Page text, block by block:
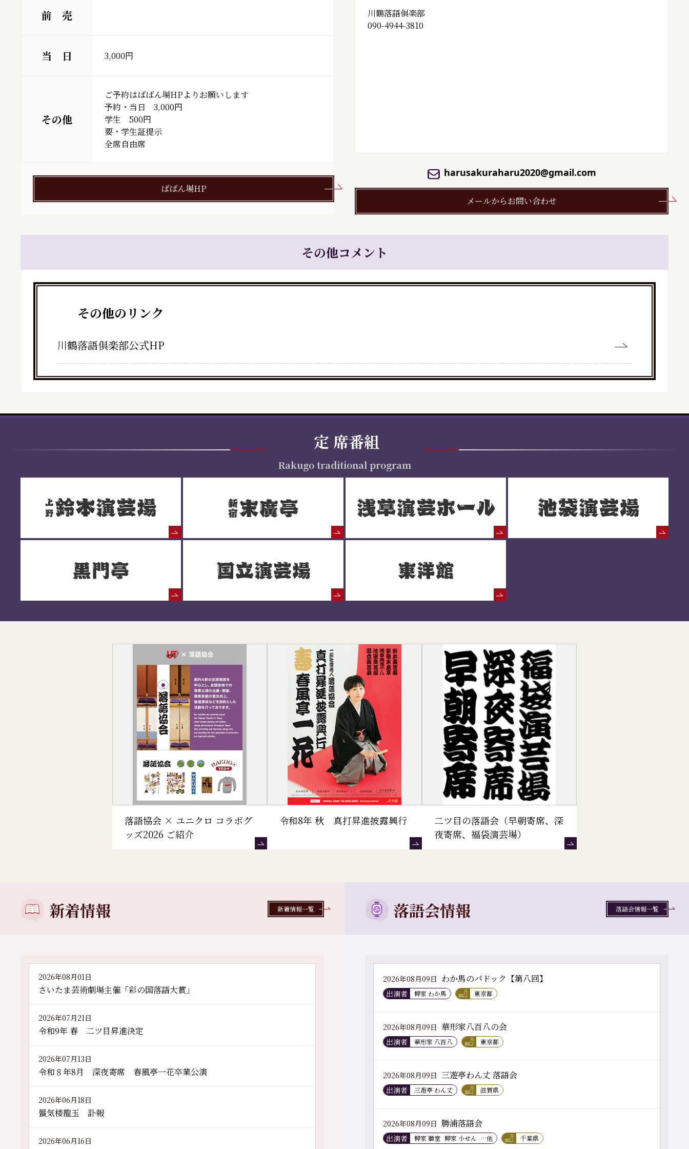
前 売
当 日 3,000円
その他
ご予約はばばん場HPよりお願いします
予約・当日　3,000円
学生　500円
要・学生証提示
ばばん場HP
川鶴落語俱楽部
090-4944-3810
harusakuraharu2020@gmail.com
メールからお問い合わせ
その他コメント
その他のリンク
川鶴落語俱楽部公式HP
定 席番組
Rakugo traditional program
落語協会 × ユニクロ コラボグ
ッズ2026 ご紹介
令和8年 秋 真打昇進披露興行
二ツ目の落語会（早朝寄席、深
夜寄席、福袋演芸場）
新着情報
2026年08月01日
さいたま芸術劇場主催「彩の国落語大賞」
2026年07月21日
令和9年 春 二ツ目昇進決定
2026年07月13日
令和８年8月 深夜寄席 春風亭一花卒業公演
2026年06月18日
蜃気楼龍玉 訃報
2026年06月16日
新着情報一覧 落語会情報
2026年08月09日 わか馬のパドック【第八回】
出演者 柳家 わか馬 東京都
2026年08月09日 華形家八百八の会
出演者 華形家 八百八 東京都
2026年08月09日 三遊亭わん丈 落語会
出演者 三遊亭 わん丈 滋賀県
2026年08月09日 勝浦落語会
出演者 柳家 獅堂 柳家 小せん …他 千葉県
落語会情報一覧